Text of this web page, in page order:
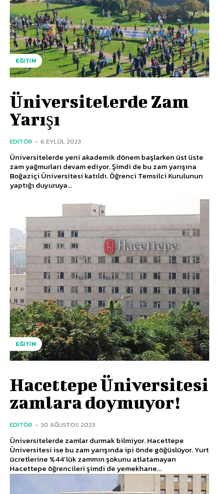
EĞITIM
Üniversitelerde Zam
Yarışı
EDITÖR - 6 EYLÜL 2023
Üniversitelerde yeni akademik dönem başlarken üst üste
zam yağmurları devam ediyor. Şimdi de bu zam yarışına
Boğaziçi Üniversitesi katıldı. Öğrenci Temsilci Kurulunun
yaptığı duyuruya...
EĞITIM
Hacettepe Üniversitesi
zamlara doymuyor!
EDITÖR - 30 AĞUSTOS 2023
Üniversitelerde zamlar durmak bilmiyor. Hacettepe
Üniversitesi ise bu zam yarışında ipi önde göğüslüyor. Yurt
ücretlerine %44’lük zammın şokunu atlatamayan
Hacettepe öğrencileri şimdi de yemekhane...